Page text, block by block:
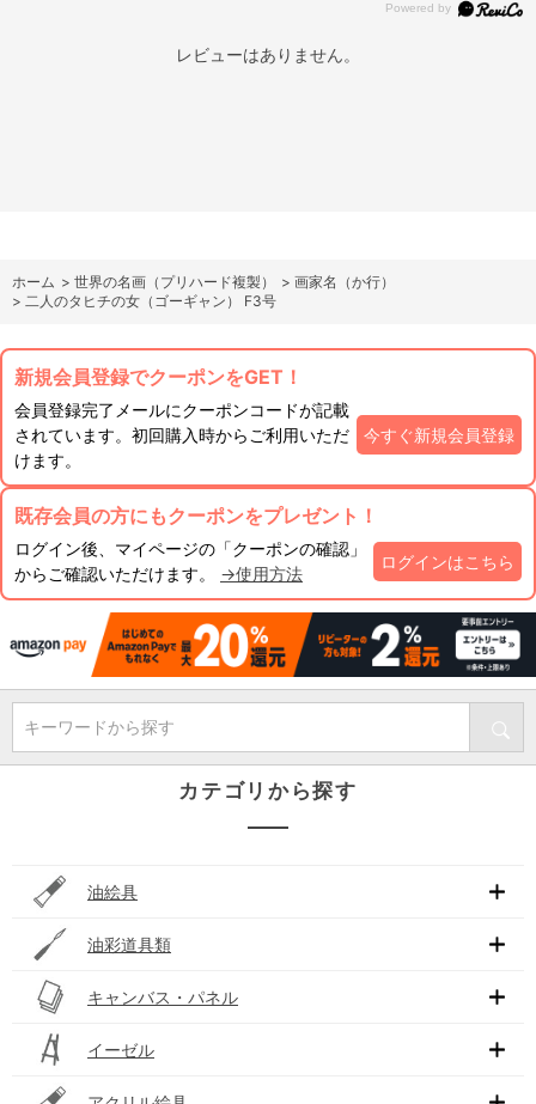
レビューはありません。
ホーム > 世界の名画（プリハード複製） > 画家名（か行）
> 二人のタヒチの女（ゴーギャン） F3号
新規会員登録でクーポンをGET！
会員登録完了メールにクーポンコードが記載
されています。初回購入時からご利用いただ
けます。
今すぐ新規会員登録
既存会員の方にもクーポンをプレゼント！
ログイン後、マイページの「クーポンの確認」
からご確認いただけます。 →使用方法
ログインはこちら
キーワードから探す
カテゴリから探す
油絵具
油彩道具類
キャンバス・パネル
イーゼル